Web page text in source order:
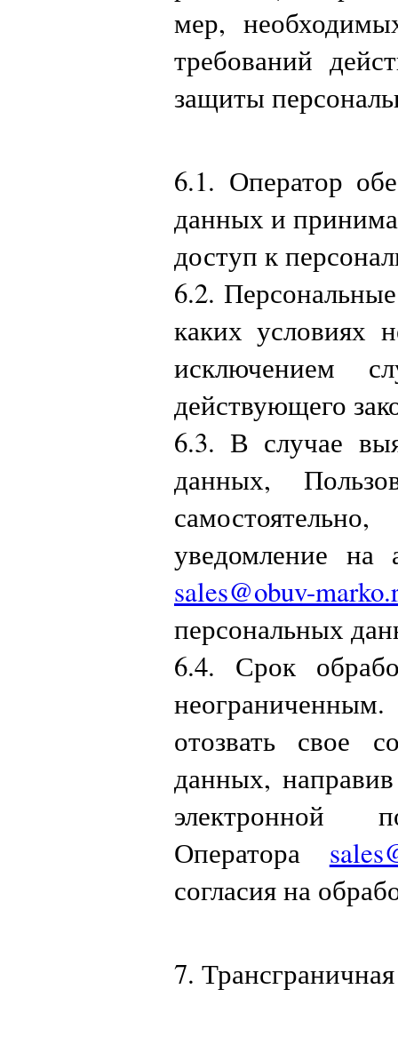
мер,
требований
защиты
6.1. Оператор
данных и
доступ к
6.2.
каких условиях
исключением
действующего
6.3. В случае
данных,
уведомление на
sales@obuv-
персональных
6.4. Срок
отозвать свое
данных,
электронной
Оператора
согласия на
7.